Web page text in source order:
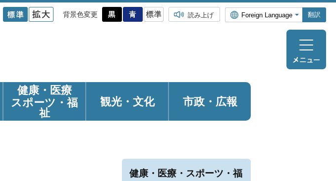
背景色変更 読み上げ 翻訳
健康・医療
スポーツ・福
祉
観光・ 文化 市政・広報
健康・医療・スポーツ・福